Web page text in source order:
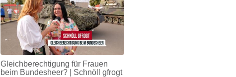
Gleichberechtigung für Frauen
beim Bundesheer? | Schnöll gfrogt